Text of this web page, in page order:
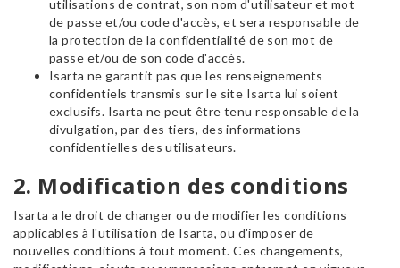
utilisations de contrat, son nom d'utilisateur et mot
de passe et/ou code d'accès, et sera responsable de
la protection de la confidentialité de son mot de
passe et/ou de son code d'accès.
Isarta ne garantit pas que les renseignements
confidentiels transmis sur le site Isarta lui soient
exclusifs. Isarta ne peut être tenu responsable de la
divulgation, par des tiers, des informations
confidentielles des utilisateurs.
2. Modification des conditions
Isarta a le droit de changer ou de modifier les conditions
applicables à l'utilisation de Isarta, ou d'imposer de
nouvelles conditions à tout moment. Ces changements,